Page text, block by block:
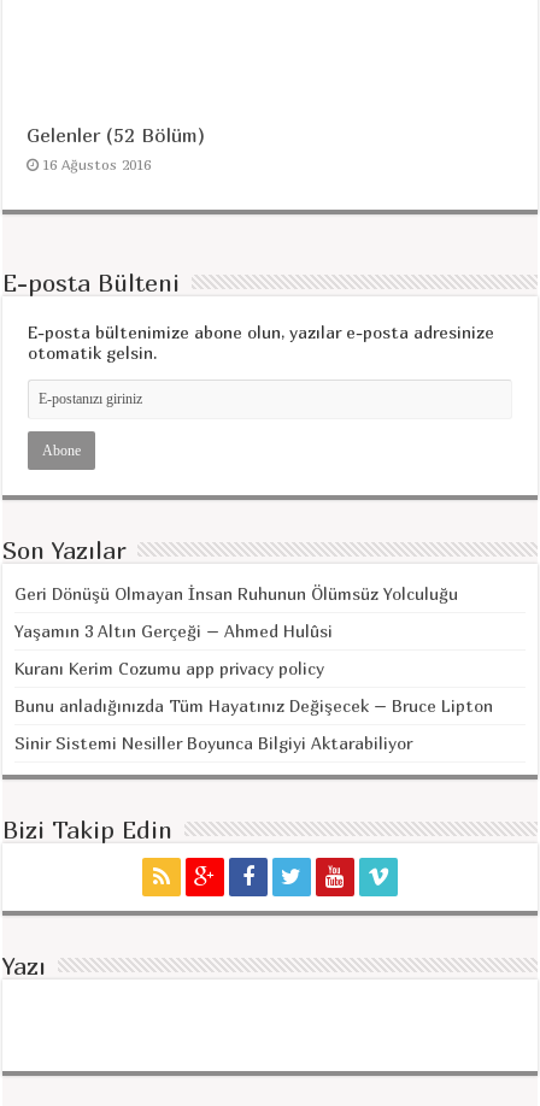
Gelenler (52 Bölüm)
16 Ağustos 2016
E-posta Bülteni
E-posta bültenimize abone olun, yazılar e-posta adresinize
otomatik gelsin.
Son Yazılar
Geri Dönüşü Olmayan İnsan Ruhunun Ölümsüz Yolculuğu
Yaşamın 3 Altın Gerçeği – Ahmed Hulûsi
Kuranı Kerim Cozumu app privacy policy
Bunu anladığınızda Tüm Hayatınız Değişecek – Bruce Lipton
Sinir Sistemi Nesiller Boyunca Bilgiyi Aktarabiliyor
Bizi Takip Edin
Yazı